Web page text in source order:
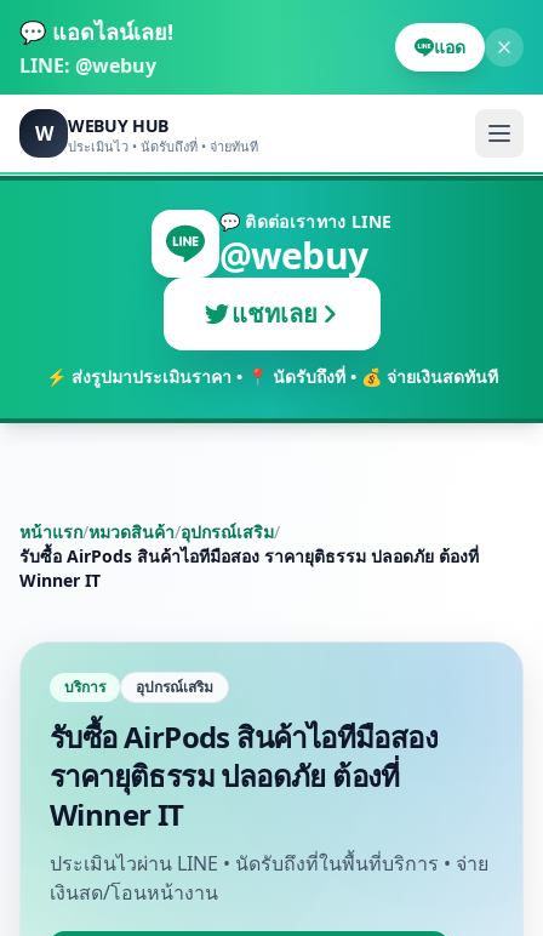
💬 แอดไลน์เลย!
LINE: @webuy
แอด
W WEBUY HUB
ประเมินไว • นัดรับถึงที่ • จ่ายทันที
💬 ติดต่อเราทาง LINE
@webuy
แชทเลย
⚡ ส่งรูปมาประเมินราคา • 📍 นัดรับถึงที่ • 💰 จ่ายเงินสดทันที
หน้าแรก/หมวดสินค้า/อุปกรณ์เสริม/
รับซื้อ AirPods สินค้าไอทีมือสอง ราคายุติธรรม ปลอดภัย ต้องที่
Winner IT
บริการ อุปกรณ์เสริม
รับซื้อ AirPods สินค้าไอทีมือสอง
ราคายุติธรรม ปลอดภัย ต้องที่
Winner IT
ประเมินไวผ่าน LINE • นัดรับถึงที่ในพื้นที่บริการ • จ่าย
เงินสด/โอนหน้างาน